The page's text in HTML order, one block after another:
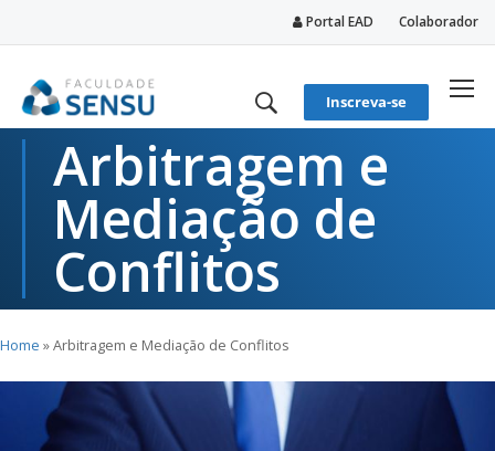
Portal EAD Colaborador
Inscreva-se
Arbitragem e
Mediação de
Conflitos
Home »Arbitragem e Mediação de Conflitos